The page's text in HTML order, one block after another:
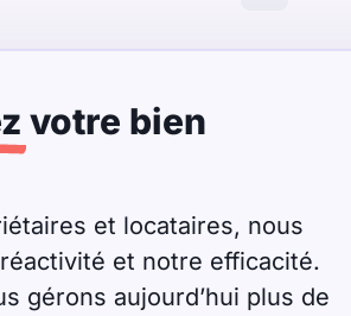
votre bien
et locataires, nous
et notre efficacité.
gérons aujourd’hui plus de